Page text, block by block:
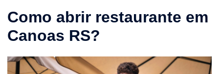
Como abrir restaurante em
Canoas RS?